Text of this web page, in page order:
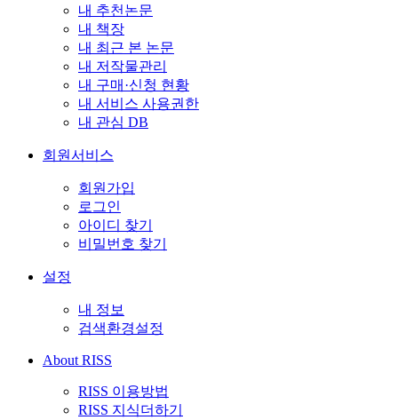
내 추천논문
내 책장
내 최근 본 논문
내 저작물관리
내 구매·신청 현황
내 서비스 사용권한
내 관심 DB
회원서비스
회원가입
로그인
아이디 찾기
비밀번호 찾기
설정
내 정보
검색환경설정
About RISS
RISS 이용방법
RISS 지식더하기